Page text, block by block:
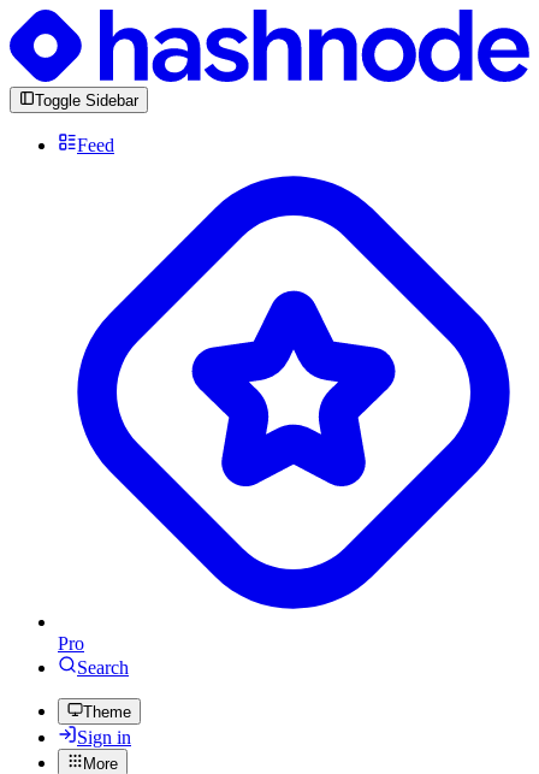
Toggle Sidebar
Feed
Pro
Search
Theme
Sign in
More